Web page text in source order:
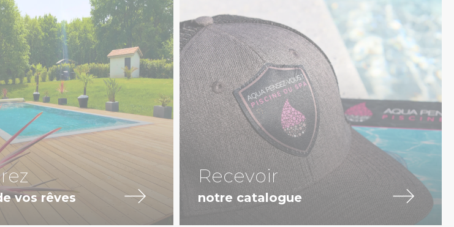
vos rêves
Recevoir
notre catalogue